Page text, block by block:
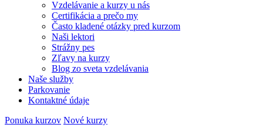
Vzdelávanie a kurzy u nás
Certifikácia a prečo my
Často kladené otázky pred kurzom
Naši lektori
Strážny pes
Zľavy na kurzy
Blog zo sveta vzdelávania
Naše služby
Parkovanie
Kontaktné údaje
Ponuka kurzov Nové kurzy